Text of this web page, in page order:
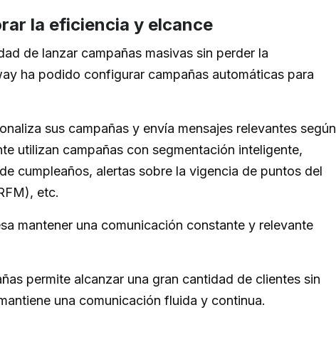
la eficiencia y elcance
de lanzar campañas masivas sin perder la
ha podido configurar campañas automáticas para
sus campañas y envía mensajes relevantes según
utilizan campañas con segmentación inteligente,
cumpleaños, alertas sobre la vigencia de puntos del
etc.
mantener una comunicación constante y relevante
permite alcanzar una gran cantidad de clientes sin
una comunicación fluida y continua.